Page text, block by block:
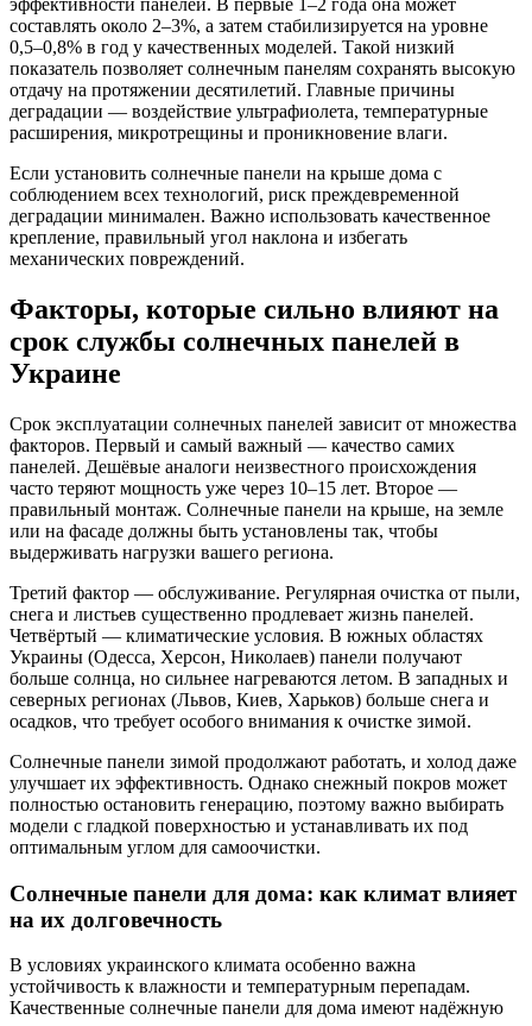
эффективности панелей. В первые 1–2 года она может
составлять около 2–3%, а затем стабилизируется на уровне
0,5–0,8% в год у качественных моделей. Такой низкий
показатель позволяет солнечным панелям сохранять высокую
отдачу на протяжении десятилетий. Главные причины
деградации — воздействие ультрафиолета, температурные
расширения, микротрещины и проникновение влаги.
Если установить солнечные панели на крыше дома с
соблюдением всех технологий, риск преждевременной
деградации минимален. Важно использовать качественное
крепление, правильный угол наклона и избегать
механических повреждений.
Факторы, которые сильно влияют на
срок службы солнечных панелей в
Украине
Срок эксплуатации солнечных панелей зависит от множества
факторов. Первый и самый важный — качество самих
панелей. Дешёвые аналоги неизвестного происхождения
часто теряют мощность уже через 10–15 лет. Второе —
правильный монтаж. Солнечные панели на крыше, на земле
или на фасаде должны быть установлены так, чтобы
выдерживать нагрузки вашего региона.
Третий фактор — обслуживание. Регулярная очистка от пыли,
снега и листьев существенно продлевает жизнь панелей.
Четвёртый — климатические условия. В южных областях
Украины (Одесса, Херсон, Николаев) панели получают
больше солнца, но сильнее нагреваются летом. В западных и
северных регионах (Львов, Киев, Харьков) больше снега и
осадков, что требует особого внимания к очистке зимой.
Солнечные панели зимой продолжают работать, и холод даже
улучшает их эффективность. Однако снежный покров может
полностью остановить генерацию, поэтому важно выбирать
модели с гладкой поверхностью и устанавливать их под
оптимальным углом для самоочистки.
Солнечные панели для дома: как климат влияет
на их долговечность
В условиях украинского климата особенно важна
устойчивость к влажности и температурным перепадам.
Качественные солнечные панели для дома имеют надёжную